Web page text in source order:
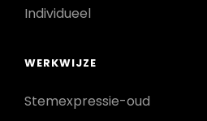
Individueel
WERKWIJZE
Stemexpressie-oud